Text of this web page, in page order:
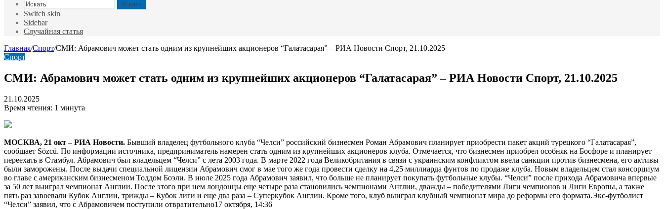
Искать
Switch skin
Sidebar
Случайная статья
Главная/Спорт/СМИ: Абрамович может стать одним из крупнейших акционеров “Галатасарая” – РИА Новости Спорт, 21.10.2025
Спорт
СМИ: Абрамович может стать одним из крупнейших акционеров “Галатасарая” – РИА Новости Спорт, 21.10.2025
21.10.2025
Время чтения: 1 минута
МОСКВА, 21 окт – РИА Новости. Бывший владелец футбольного клуба “Челси” российский бизнесмен Роман Абрамович планирует приобрести пакет акций турецкого “Галатасарая”,
сообщает Sözcü. По информации источника, предприниматель намерен стать одним из крупнейших акционеров клуба. Отмечается, что бизнесмен приобрел особняк на Босфоре и планирует
переехать в Стамбул. Абрамович был владельцем “Челси” с лета 2003 года. В марте 2022 года Великобритания в связи с украинским конфликтом ввела санкции против бизнесмена, его активы
были заморожены. После выдачи специальной лицензии Абрамович смог в мае того же года провести сделку на 4,25 миллиарда фунтов по продаже клуба. Новым владельцем стал консорциум
во главе с американским бизнесменом Тоддом Боэли. В июле 2025 года Абрамович заявил, что больше не планирует покупать футбольные клубы. “Челси” после прихода Абрамовича впервые
за 50 лет выиграл чемпионат Англии. После этого при нем лондонцы еще четыре раза становились чемпионами Англии, дважды – победителями Лиги чемпионов и Лиги Европы, а также
пять раз завоевали Кубок Англии, трижды – Кубок лиги и еще два раза – Суперкубок Англии. Кроме того, клуб выиграл клубный чемпионат мира до реформы его формата.Экс-футболист
“Челси” заявил, что с Абрамовичем поступили отвратительно17 октября, 14:36